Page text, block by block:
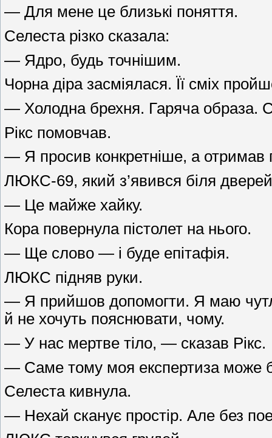
— Для мене це близькі поняття.
Селеста різко сказала:
— Ядро, будь точнішим.
Чорна діра засміялася. Її сміх
— Холодна брехня. Гаряча образа.
Рікс помовчав.
— Я просив конкретніше, а отримав
ЛЮКС-69, який з’явився біля
— Це майже хайку.
Кора повернула пістолет на нього.
— Ще слово — і буде епітафія.
ЛЮКС підняв руки.
— Я прийшов допомогти. Я маю
й не хочуть пояснювати, чому.
— У нас мертве тіло, — сказав Рікс.
— Саме тому моя експертиза може
Селеста кивнула.
— Нехай сканує простір. Але без